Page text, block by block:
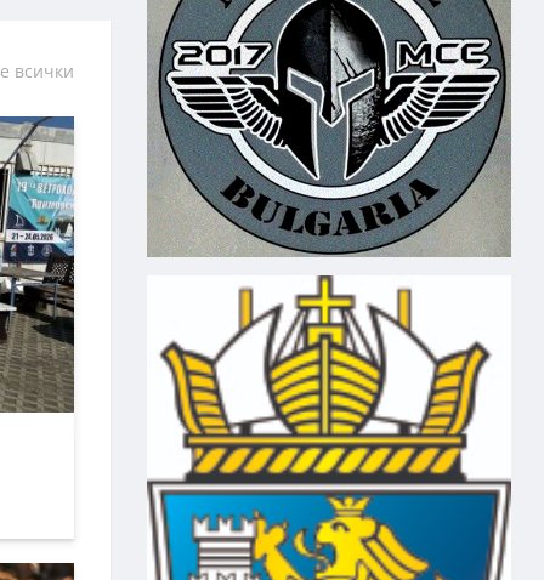
всички